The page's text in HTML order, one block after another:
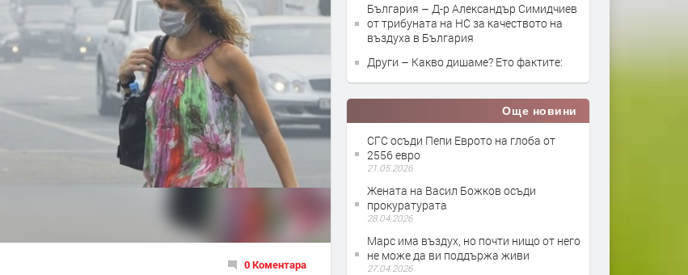
0 Коментара
България – Д-р Александър Симидчиев
от трибуната на НС за качеството на
въздуха в България
Други – Какво дишаме? Ето фактите:
Още новини
СГС осъди Пепи Еврото на глоба от
2556 евро
21.05.2026
Жената на Васил Божков осъди
прокуратурата
28.04.2026
Марс има въздух, но почти нищо от него
не може да ви поддържа живи
27.04.2026